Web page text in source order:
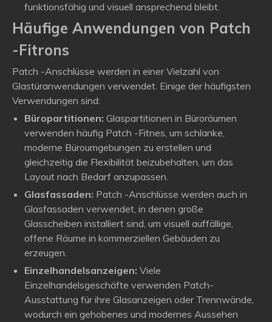
funktionsfähig und visuell ansprechend bleibt.
Häufige Anwendungen von Patch
-Fitrons
Patch -Anschlüsse werden in einer Vielzahl von
Glastüranwendungen verwendet. Einige der häufigsten
Verwendungen sind:
Büropartitionen: Glaspartitionen in Büroräumen
verwenden häufig Patch -Fitnes, um schlanke,
moderne Büroumgebungen zu erstellen und
gleichzeitig die Flexibilität beizubehalten, um das
Layout nach Bedarf anzupassen.
Glasfassaden: Patch -Anschlüsse werden auch in
Glasfassaden verwendet, in denen große
Glasscheiben installiert sind, um visuell auffällige,
offene Räume in kommerziellen Gebäuden zu
erzeugen.
Einzelhandelsanzeigen: Viele
Einzelhandelsgeschäfte verwenden Patch-
Ausstattung für ihre Glasanzeigen oder Trennwände,
wodurch ein gehobenes und modernes Aussehen